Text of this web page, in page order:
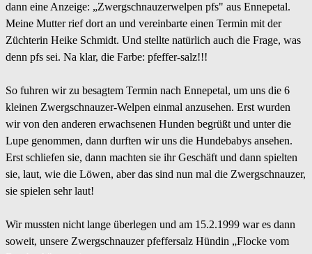
dann eine Anzeige: „Zwergschnauzerwelpen pfs" aus Ennepetal.
Meine Mutter rief dort an und vereinbarte einen Termin mit der
Züchterin Heike Schmidt. Und stellte natürlich auch die Frage, was
denn pfs sei. Na klar, die Farbe: pfeffer-salz!!!
So fuhren wir zu besagtem Termin nach Ennepetal, um uns die 6
kleinen Zwergschnauzer-Welpen einmal anzusehen. Erst wurden
wir von den anderen erwachsenen Hunden begrüßt und unter die
Lupe genommen, dann durften wir uns die Hundebabys ansehen.
Erst schliefen sie, dann machten sie ihr Geschäft und dann spielten
sie, laut, wie die Löwen, aber das sind nun mal die Zwergschnauzer,
sie spielen sehr laut!
Wir mussten nicht lange überlegen und am 15.2.1999 war es dann
soweit, unsere Zwergschnauzer pfeffersalz Hündin „Flocke vom